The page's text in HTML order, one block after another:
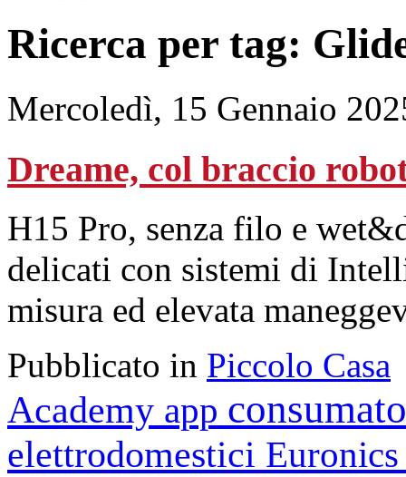
Ricerca per tag:
Mercoledì, 15 Gennaio
Dreame, col braccio
H15 Pro, senza filo e
delicati con sistemi di
misura ed elevata
Pubblicato in Piccolo Casa
Academy app
elettrodomestici